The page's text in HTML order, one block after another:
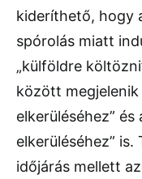
kideríthető, hogy
spórolás miatt
„külföldre
között
elkerüléséhez”
elkerüléséhez”
időjárás mellett